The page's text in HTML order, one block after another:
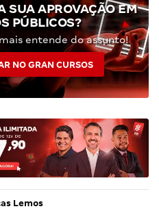
SUA APROVAÇÃO EM
PÚBLICOS?
entende do assunto!
NO GRAN CURSOS
Lemos